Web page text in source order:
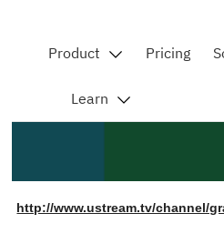
http://www.ustream.tv/channel/